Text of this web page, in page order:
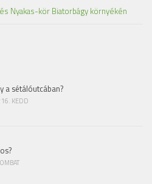
Nyakas-kör Biatorbágy környékén
a sétálóutcában?
16. KEDD